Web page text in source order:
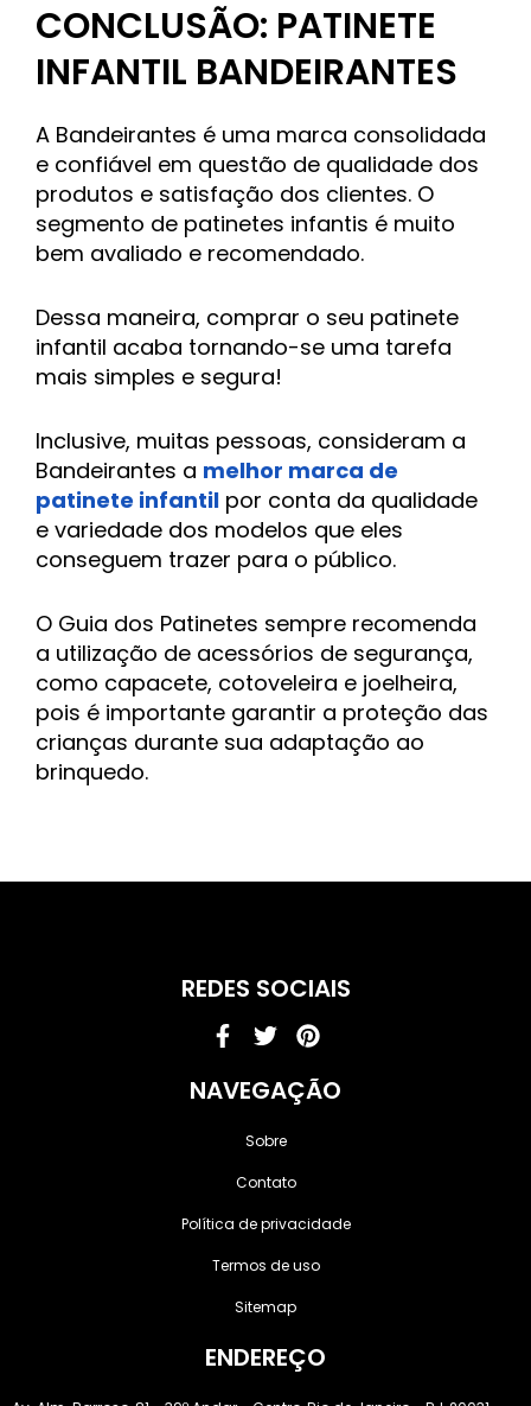
CONCLUSÃO: PATINETE
INFANTIL BANDEIRANTES
A Bandeirantes é uma marca consolidada
e confiável em questão de qualidade dos
produtos e satisfação dos clientes. O
segmento de patinetes infantis é muito
bem avaliado e recomendado.
Dessa maneira, comprar o seu patinete
infantil acaba tornando-se uma tarefa
mais simples e segura!
Inclusive, muitas pessoas, consideram a
Bandeirantes a melhor marca de
patinete infantil por conta da qualidade
e variedade dos modelos que eles
conseguem trazer para o público.
O Guia dos Patinetes sempre recomenda
a utilização de acessórios de segurança,
como capacete, cotoveleira e joelheira,
pois é importante garantir a proteção das
crianças durante sua adaptação ao
brinquedo.
REDES SOCIAIS
Facebook-
f
TwitterPinterest
NAVEGAÇÃO
Sobre
Contato
Política de privacidade
Termos de uso
Sitemap
ENDEREÇO